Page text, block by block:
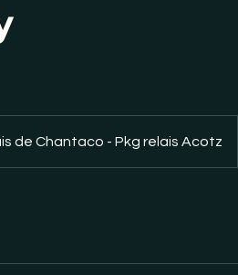
de Chantaco - Pkg relais Acotz